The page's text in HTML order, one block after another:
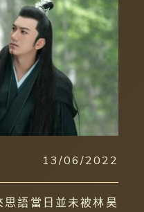
13/06/2022
語當日並未被林昊